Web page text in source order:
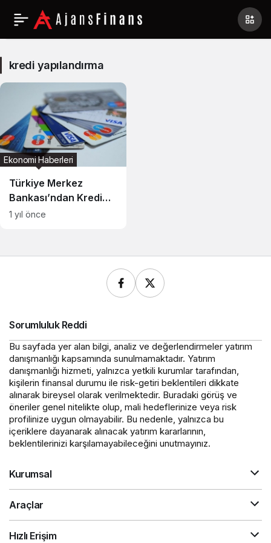
kredi
yapılandırma
Haberleri
kredi yapılandırma
Türkiye Merkez
Bankası’ndan Kredi
Borçları Yapılandırma
Ekonomi Haberleri
1 yıl önce
Sorumluluk Reddi
Bu sayfada yer alan bilgi, analiz ve değerlendirmeler yatırım
danışmanlığı kapsamında sunulmamaktadır. Yatırım
danışmanlığı hizmeti, yalnızca yetkili kurumlar tarafından,
kişilerin finansal durumu ile risk-getiri beklentileri dikkate
alınarak bireysel olarak verilmektedir. Buradaki görüş ve
öneriler genel nitelikte olup, mali hedeflerinize veya risk
profilinize uygun olmayabilir. Bu nedenle, yalnızca bu
içeriklere dayanarak alınacak yatırım kararlarının,
beklentilerinizi karşılamayabileceğini unutmayınız.
Kurumsal
Araçlar
Hızlı Erişim